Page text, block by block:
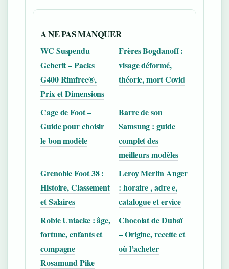
A NE PAS MANQUER
WC Suspendu
Geberit – Packs
G400 Rimfree®,
Prix et Dimensions
Frères Bogdanoff :
visage déformé,
théorie, mort Covid
Cage de Foot –
Guide pour choisir
le bon modèle
Barre de son
Samsung : guide
complet des
meilleurs modèles
Grenoble Foot 38 :
Histoire, Classement
et Salaires
Leroy Merlin Anger
: horaire , adre e,
catalogue et ervice
Robie Uniacke : âge,
fortune, enfants et
compagne
Rosamund Pike
Chocolat de Dubaï
– Origine, recette et
où l’acheter